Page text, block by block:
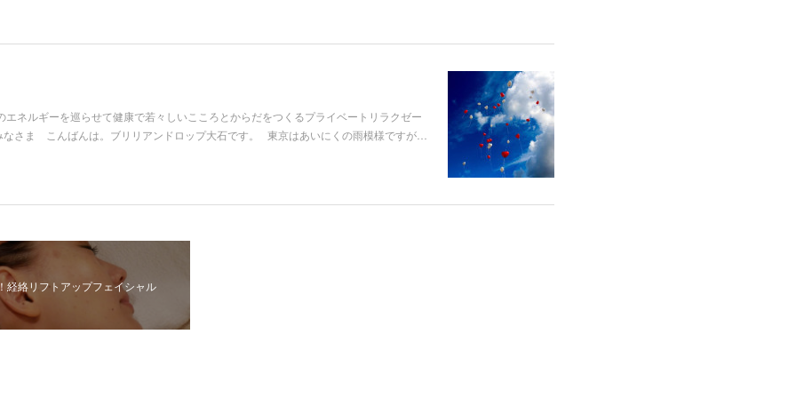
ネルギーを巡らせて健康で若々しいこころとからだをつくるプライベートリラクゼー
なさま こんばんは。ブリリアンドロップ大石です。 東京はあいにくの雨模様ですが…
経絡リフトアップフェイシャル